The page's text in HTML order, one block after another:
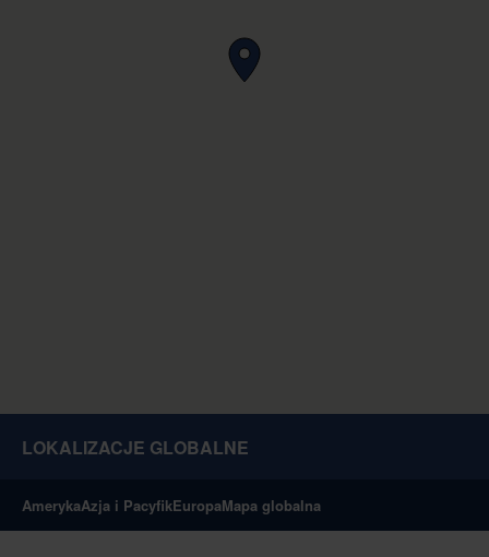
LOKALIZACJE GLOBALNE
AmerykaAzja i PacyfikEuropaMapa globalna